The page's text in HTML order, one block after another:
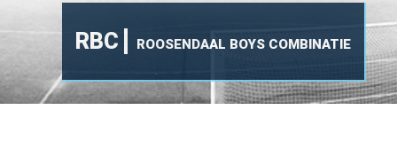
RBC ROOSENDAAL BOYS COMBINATIE